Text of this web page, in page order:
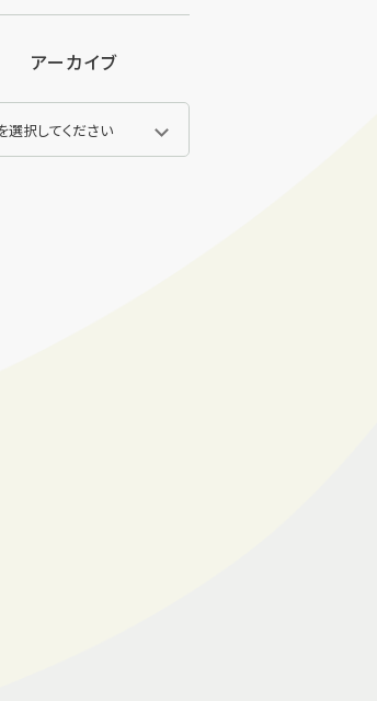
アーカイブ